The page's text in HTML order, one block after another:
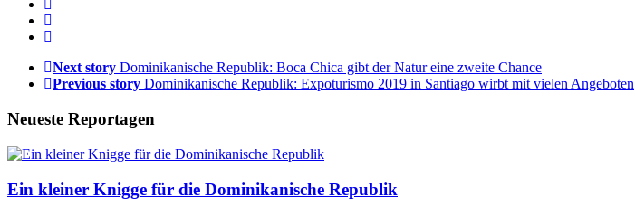
Next story Dominikanische Republik: Boca Chica gibt der Natur eine zweite Chance
Previous story Dominikanische Republik: Expoturismo 2019 in Santiago wirbt mit vielen Angeboten
Neueste Reportagen
Ein kleiner Knigge für die Dominikanische Republik